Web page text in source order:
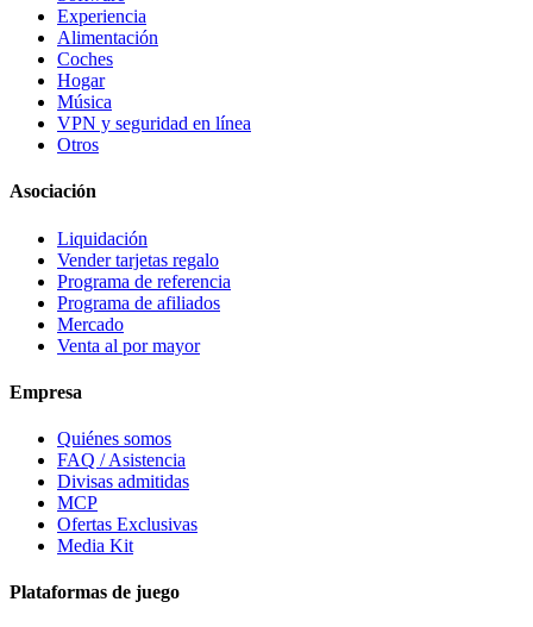
Experiencia
Alimentación
Coches
Hogar
Música
VPN y seguridad en línea
Otros
Asociación
Liquidación
Vender tarjetas regalo
Programa de referencia
Programa de afiliados
Mercado
Venta al por mayor
Empresa
Quiénes somos
FAQ / Asistencia
Divisas admitidas
MCP
Ofertas Exclusivas
Media Kit
Plataformas de juego